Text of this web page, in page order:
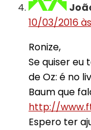
10/03/2016 às
Ronize,
Se quiser
de Oz: é no
Baum que
http://
Espero ter